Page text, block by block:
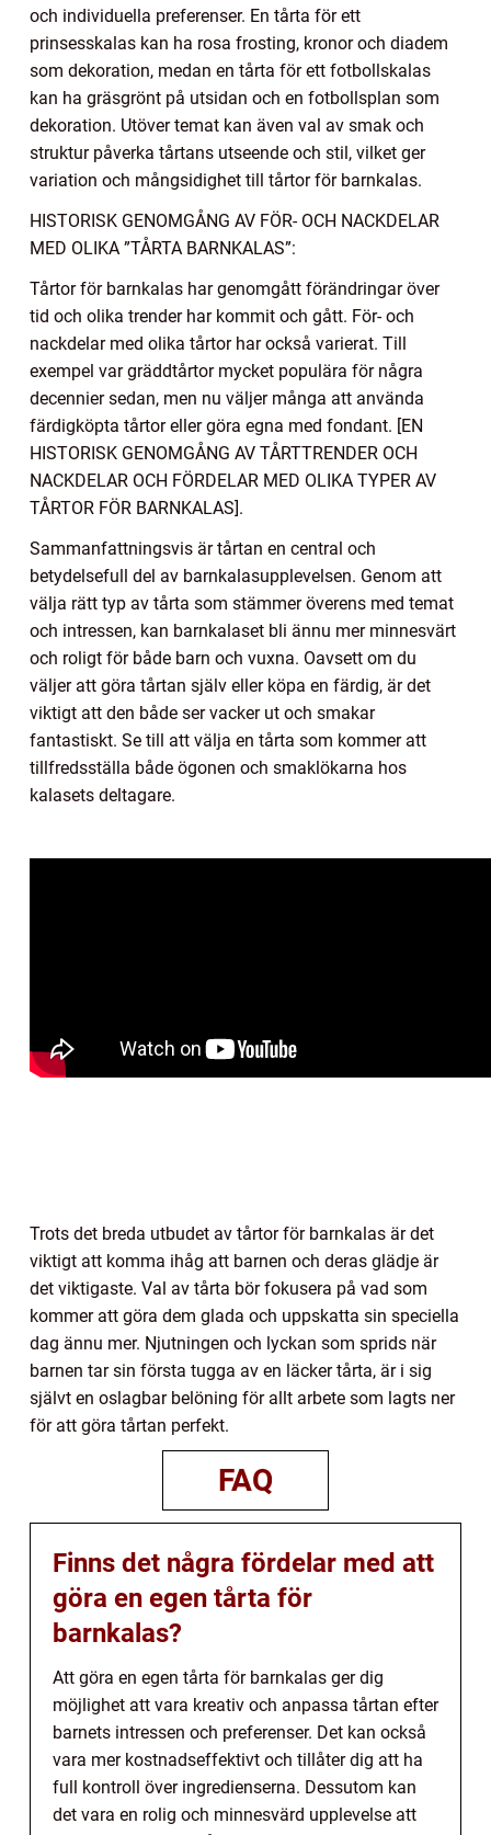
och individuella preferenser. En tårta för ett
prinsesskalas kan ha rosa frosting, kronor och diadem
som dekoration, medan en tårta för ett fotbollskalas
kan ha gräsgrönt på utsidan och en fotbollsplan som
dekoration. Utöver temat kan även val av smak och
struktur påverka tårtans utseende och stil, vilket ger
variation och mångsidighet till tårtor för barnkalas.
HISTORISK GENOMGÅNG AV FÖR- OCH NACKDELAR
MED OLIKA ”TÅRTA BARNKALAS”:
Tårtor för barnkalas har genomgått förändringar över
tid och olika trender har kommit och gått. För- och
nackdelar med olika tårtor har också varierat. Till
exempel var gräddtårtor mycket populära för några
decennier sedan, men nu väljer många att använda
färdigköpta tårtor eller göra egna med fondant. [EN
HISTORISK GENOMGÅNG AV TÅRTTRENDER OCH
NACKDELAR OCH FÖRDELAR MED OLIKA TYPER AV
TÅRTOR FÖR BARNKALAS].
Sammanfattningsvis är tårtan en central och
betydelsefull del av barnkalasupplevelsen. Genom att
välja rätt typ av tårta som stämmer överens med temat
och intressen, kan barnkalaset bli ännu mer minnesvärt
och roligt för både barn och vuxna. Oavsett om du
väljer att göra tårtan själv eller köpa en färdig, är det
viktigt att den både ser vacker ut och smakar
fantastiskt. Se till att välja en tårta som kommer att
tillfredsställa både ögonen och smaklökarna hos
kalasets deltagare.
Trots det breda utbudet av tårtor för barnkalas är det
viktigt att komma ihåg att barnen och deras glädje är
det viktigaste. Val av tårta bör fokusera på vad som
kommer att göra dem glada och uppskatta sin speciella
dag ännu mer. Njutningen och lyckan som sprids när
barnen tar sin första tugga av en läcker tårta, är i sig
självt en oslagbar belöning för allt arbete som lagts ner
för att göra tårtan perfekt.
FAQ
Finns det några fördelar med att
göra en egen tårta för
barnkalas?
Att göra en egen tårta för barnkalas ger dig
möjlighet att vara kreativ och anpassa tårtan efter
barnets intressen och preferenser. Det kan också
vara mer kostnadseffektivt och tillåter dig att ha
full kontroll över ingredienserna. Dessutom kan
det vara en rolig och minnesvärd upplevelse att